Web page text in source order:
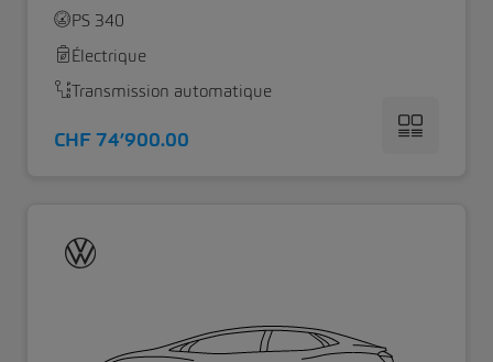
PS 340
Électrique
Transmission automatique
CHF 74’900.00